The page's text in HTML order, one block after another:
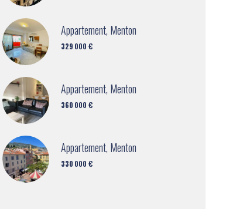
Appartement, Menton
329 000 €
Appartement, Menton
360 000 €
Appartement, Menton
330 000 €